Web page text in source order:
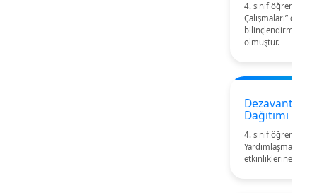
4. sınıf
Çalışmaları” dersi
bilinçlendirme
olmuştur.
Dezavantajlı
Dağıtımı
4. sınıf öğrencileri,
Yardımlaşma
etkinliklerine